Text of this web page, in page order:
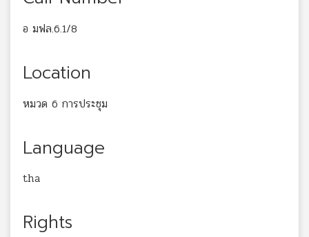
อ มฟล.6.1/8
Location
หมวด 6 การประชุม
Language
tha
Rights